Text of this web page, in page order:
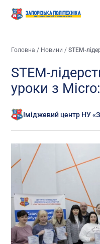
Головна / Новини /STEM-
STEM-
уроки з